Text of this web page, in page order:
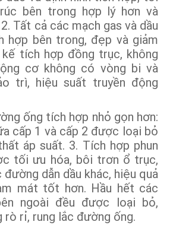
bên trong hợp lý hơn và
Tất cả các mạch gas và dầu
hợp bên trong, đẹp và giảm
tích hợp đồng trục, không
cơ không có vòng bi và
trì, hiệu suất truyền động
ống tích hợp nhỏ gọn hơn:
cấp 1 và cấp 2 được loại bỏ
áp suất. 3. Tích hợp phun
tối ưu hóa, bôi trơn ổ trục,
đường dẫn dầu khác, hiệu quả
mát tốt hơn. Hầu hết các
ngoài đều được loại bỏ,
rò rỉ, rung lắc đường ống.